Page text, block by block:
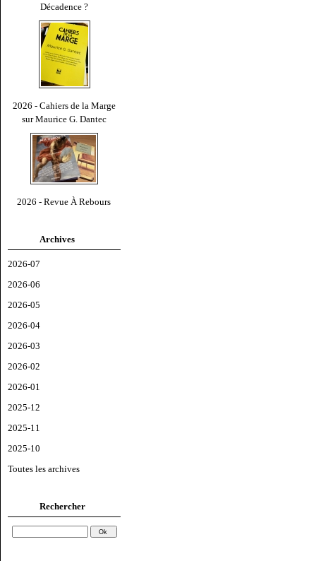
Décadence ?
2026 - Cahiers de la Marge
sur Maurice G. Dantec
2026 - Revue À Rebours
Archives
2026-07
2026-06
2026-05
2026-04
2026-03
2026-02
2026-01
2025-12
2025-11
2025-10
Toutes les archives
Rechercher